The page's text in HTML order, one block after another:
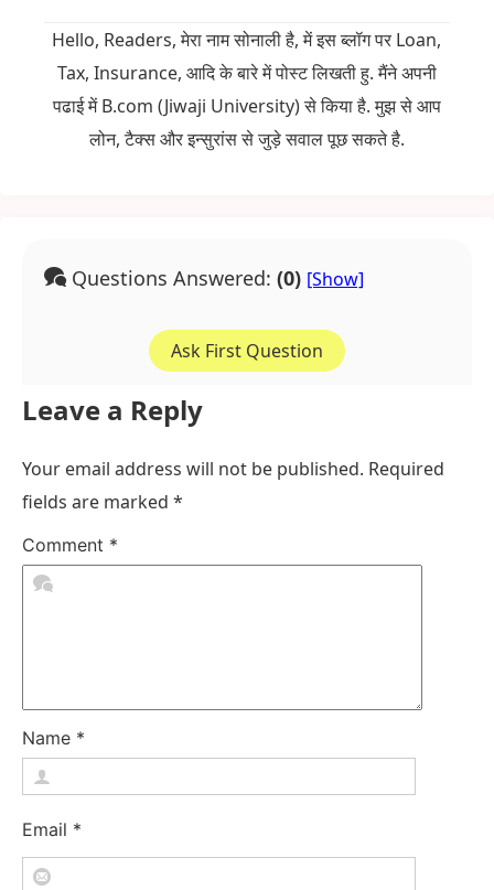
Hello, Readers, मेरा नाम सोनाली है, में इस ब्लॉग पर Loan,
Tax, Insurance, आदि के बारे में पोस्ट लिखती हु. मैंने अपनी
पढाई में B.com (Jiwaji University) से किया है. मुझ से आप
लोन, टैक्स और इन्सुरांस से जुड़े सवाल पूछ सकते है.
Questions Answered: (0)
Ask First Question
Leave a Reply
Your email address will not be published. Required
fields are marked *
Comment *
Name *
Email *